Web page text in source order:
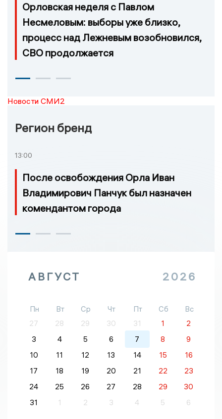
Орловская неделя с Павлом
Несмеловым: выборы уже близко,
процесс над Лежневым возобновился,
СВО продолжается
Новости СМИ2
Регион бренд
13:00
После освобождения Орла Иван
Владимирович Панчук был назначен
комендантом города
АВГУСТ 2026
Пн Вт Ср Чт Пт Сб
Вс
27
28 29 30 31 1
2
3
4 5 6 7 8
9
10
11 12 13 14 15
16
17
18 19 20 21 22
23
24
25 26 27 28 29
30
31
1 2 3 4 5 6